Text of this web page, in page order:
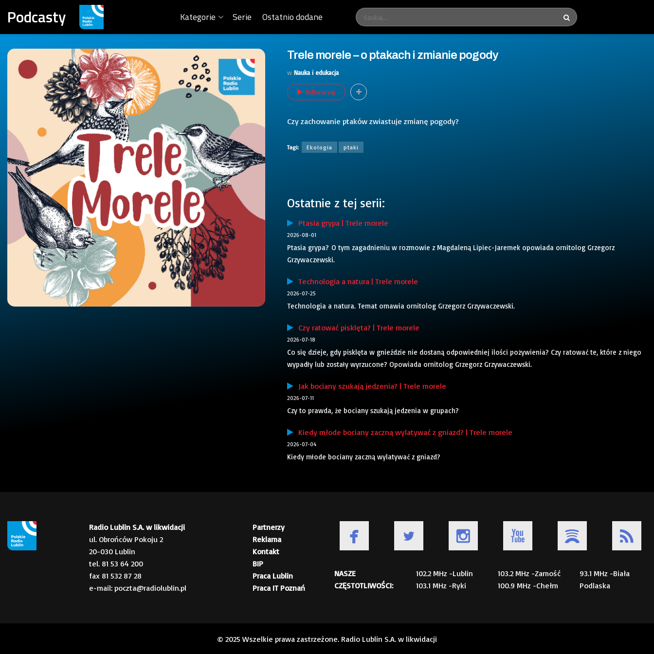
Podcasty Kategorie Serie Ostatnio dodane
Trele morele – o ptakach i zmianie pogody
w Nauka i edukacja
Odtwarzaj
Czy zachowanie ptaków zwiastuje zmianę pogody?
Tagi: Ekologia ptaki
Ostatnie z tej serii:
Ptasia grypa | Trele morele
2026-08-01
Ptasia grypa? O tym zagadnieniu w rozmowie z Magdaleną Lipiec-Jaremek opowiada ornitolog Grzegorz
Grzywaczewski.
Technologia a natura | Trele morele
2026-07-25
Technologia a natura. Temat omawia ornitolog Grzegorz Grzywaczewski.
Czy ratować pisklęta? | Trele morele
2026-07-18
Co się dzieje, gdy pisklęta w gnieździe nie dostaną odpowiedniej ilości pożywienia? Czy ratować te, które z niego
wypadły lub zostały wyrzucone? Opowiada ornitolog Grzegorz Grzywaczewski.
Jak bociany szukają jedzenia? | Trele morele
2026-07-11
Czy to prawda, że bociany szukają jedzenia w grupach?
Kiedy młode bociany zaczną wylatywać z gniazd? | Trele morele
2026-07-04
Kiedy młode bociany zaczną wylatywać z gniazd?
Radio Lublin S.A. w likwidacji
ul. Obrońców Pokoju 2
20-030 Lublin
tel. 81 53 64 200
fax 81 532 87 28
e-mail: poczta@radiolublin.pl
Partnerzy
Reklama
Kontakt
BIP
Praca Lublin
Praca IT Poznań
NASZE
CZĘSTOTLIWOŚCI:
102.2 MHz -Lublin
103.1 MHz -Ryki
103.2 MHz -Zamość
100.9 MHz -Chełm
93.1 MHz -Biała
Podlaska
© 2025 Wszelkie prawa zastrzeżone. Radio Lublin S.A. w likwidacji